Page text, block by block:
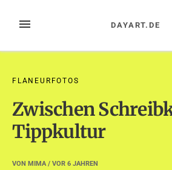
InhaltMENÜ DAYART.DE
FLANEURFOTOS
Zwischen
Tippkultur
VON MIMA/ VOR 6 JAHREN